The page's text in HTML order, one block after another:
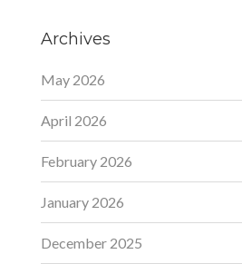
Archives
May 2026
April 2026
February 2026
January 2026
December 2025